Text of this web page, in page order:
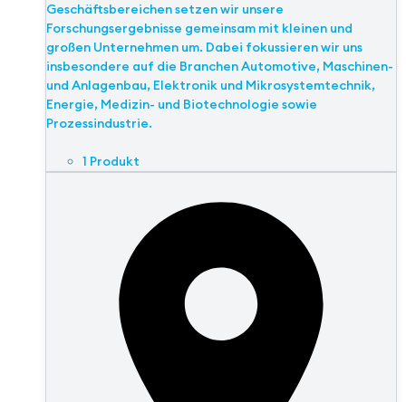
Geschäftsbereichen setzen wir unsere
Forschungsergebnisse gemeinsam mit kleinen und
großen Unternehmen um. Dabei fokussieren wir uns
insbesondere auf die Branchen Automotive, Maschinen-
und Anlagenbau, Elektronik und Mikrosystemtechnik,
Energie, Medizin- und Biotechnologie sowie
Prozessindustrie.
1 Produkt